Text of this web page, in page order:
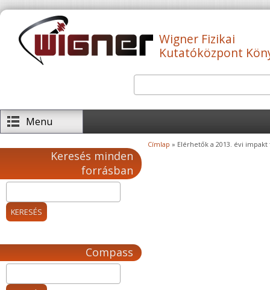
Ugrás a tartalomra
Wigner Fizikai
Kutatóközpont
Keresés űrlap
Menu
Keresés minden
forrásban
Compass
Jelenlegi hely
Címlap » Elérhetők a 2013. évi